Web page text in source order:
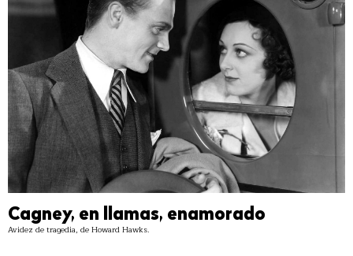
Cagney, en llamas, enamorado
Avidez de tragedia, de Howard Hawks.